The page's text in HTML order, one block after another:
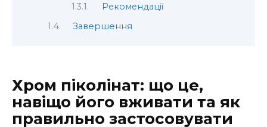
Рекомендації
Завершення
Хром піколінат: що це,
навіщо його вживати та як
правильно застосовувати